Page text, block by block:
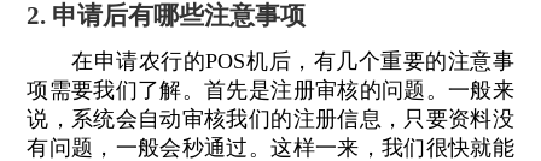
2. 申请后有哪些注意事项
在申请农行的POS机后，有几个重要的注意事
项需要我们了解。首先是注册审核的问题。一般来
说，系统会自动审核我们的注册信息，只要资料没
有问题，一般会秒通过。这样一来，我们很快就能